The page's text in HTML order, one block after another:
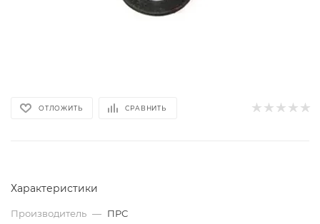
ОТЛОЖИТЬ СРАВНИТЬ
Характеристики
Производитель — ПРС